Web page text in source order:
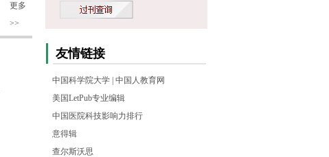
更多
>>
友情链接
中国科学院大学 中国人教育网
美国LetPub专业编辑
中国医院科技影响力排行
意得辑
查尔斯沃思